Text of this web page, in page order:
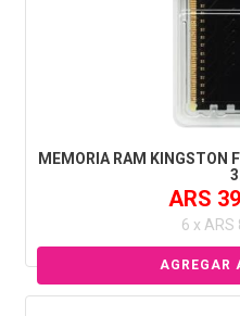
MEMORIA RAM KINGSTON
ARS
6 x ARS